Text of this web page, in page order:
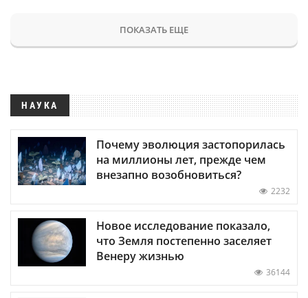
ПОКАЗАТЬ ЕЩЕ
НАУКА
Почему эволюция застопорилась
на миллионы лет, прежде чем
внезапно возобновиться?
2232
Новое исследование показало,
что Земля постепенно заселяет
Венеру жизнью
36144